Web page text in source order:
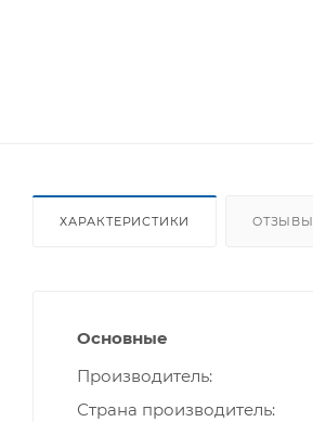
ХАРАКТЕРИСТИКИ ОТЗЫВЫ
Основные
Производитель
Страна производитель